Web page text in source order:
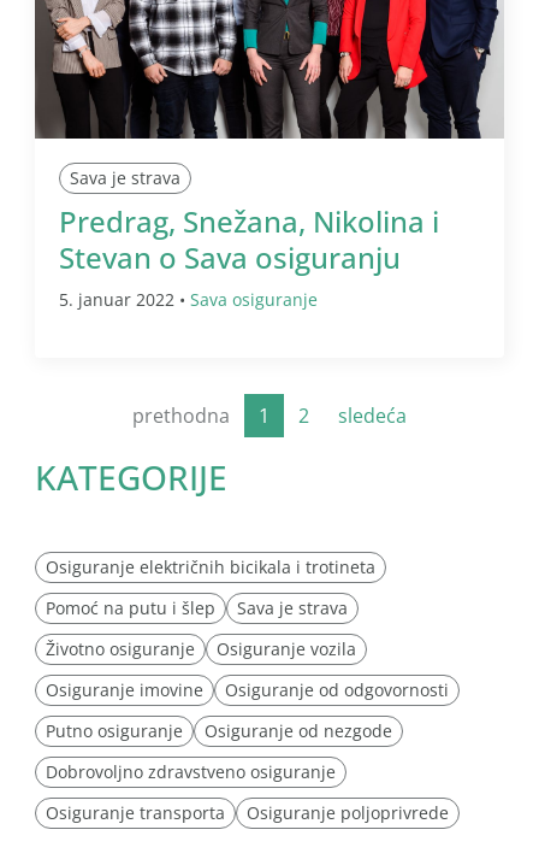
Sava je strava
Predrag, Snežana, Nikolina i
Stevan o Sava osiguranju
5. januar 2022 • Sava osiguranje
prethodna 1 2 sledeća
KATEGORIJE
Osiguranje električnih bicikala i trotineta
Pomoć na putu i šlep
Sava je strava
Životno osiguranje
Osiguranje vozila
Osiguranje imovine
Osiguranje od odgovornosti
Putno osiguranje
Osiguranje od nezgode
Dobrovoljno zdravstveno osiguranje
Osiguranje transporta
Osiguranje poljoprivrede